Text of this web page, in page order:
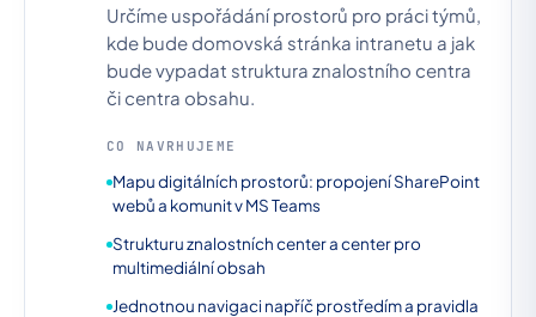
Určíme uspořádání prostorů pro práci týmů,
kde bude domovská stránka intranetu a jak
bude vypadat struktura znalostního centra
či centra obsahu.
CO NAVRHUJEME
Mapu digitálních prostorů: propojení SharePoint
webů a komunit v MS Teams
Strukturu znalostních center a center pro
multimediální obsah
Jednotnou navigaci napříč prostředím a pravidla